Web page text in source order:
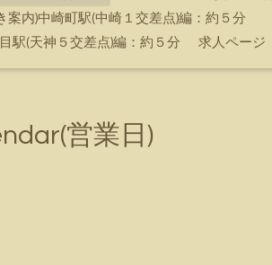
案内)中崎町駅(中崎１交差点)編：約５分
駅(天神５交差点)編：約５分
求人ページ
営業日)